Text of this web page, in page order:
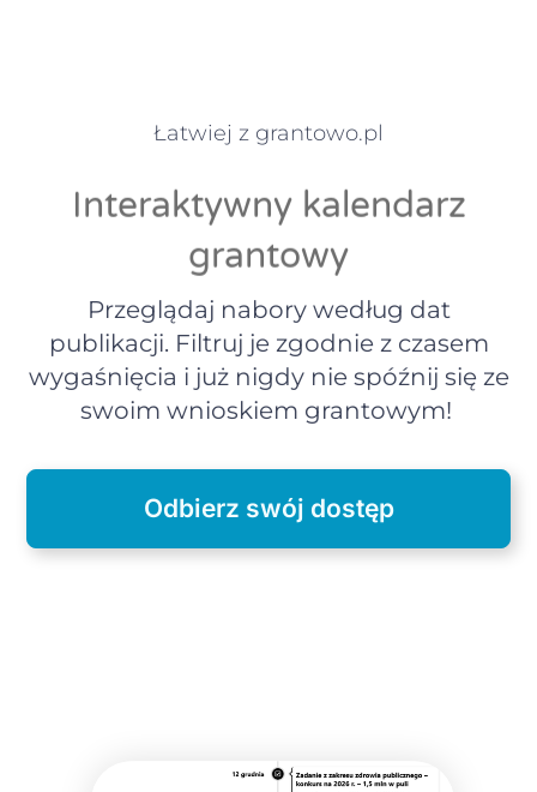
Łatwiej z grantowo.pl
Interaktywny kalendarz
grantowy
Przeglądaj nabory według dat
publikacji. Filtruj je zgodnie z czasem
wygaśnięcia i już nigdy nie spóźnij się ze
swoim wnioskiem grantowym!
Odbierz swój dostęp